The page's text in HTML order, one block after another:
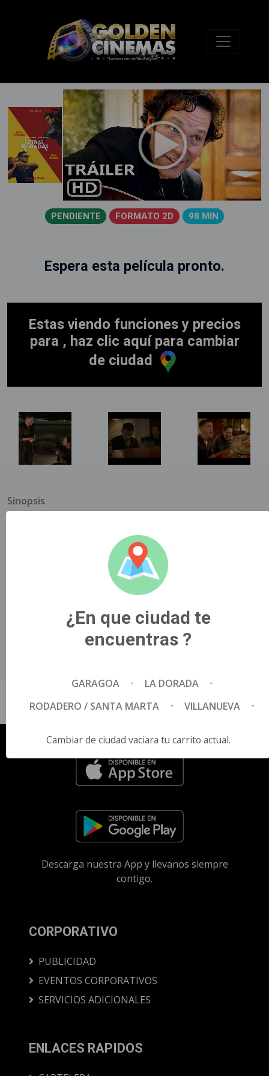
PENDIENTE FORMATO 2D 98 MIN
Sinopsis
Una edificante historia musical sobre una cantante de
IRLANDA - ESTADOS UNIDOS.
Espera esta película pronto.
Estas viendo funciones y precios
para , haz clic aquí para cambiar
de ciudad
Descarga nuestra App y llevanos siempre
contigo.
CORPORATIVO
PUBLICIDAD
EVENTOS CORPORATIVOS
SERVICIOS ADICIONALES
ENLACES RAPIDOS
¿En que ciudad te
encuentras ?
GARAGOA - LA DORADA -
RODADERO / SANTA MARTA - VILLANUEVA -
Cambiar de ciudad vaciara tu carrito actual.